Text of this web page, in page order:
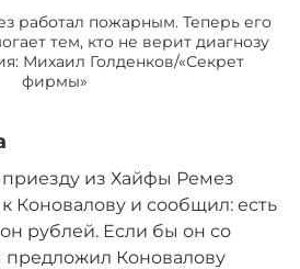
работал пожарным. Теперь его
тем, кто не верит диагнозу
Михаил Голденков/«Секрет
фирмы»
из Хайфы Ремез
Коновалову и сообщил: есть
рублей. Если бы он со
Коновалову